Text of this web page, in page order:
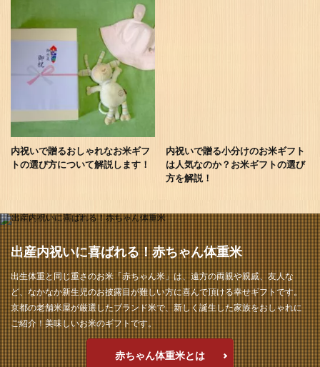
内祝いで贈るおしゃれなお米ギフ
トの選び方について解説します！
内祝いで贈る小分けのお米ギフト
は人気なのか？お米ギフトの選び
方を解説！
出産内祝いに喜ばれる！赤ちゃん体重米
出生体重と同じ重さのお米「赤ちゃん米」は、遠方の両親や親戚、友人な
ど、なかなか新生児のお披露目が難しい方に喜んで頂ける幸せギフトです。
京都の老舗米屋が厳選したブランド米で、新しく誕生した家族をおしゃれに
ご紹介！美味しいお米のギフトです。
赤ちゃん体重米とは